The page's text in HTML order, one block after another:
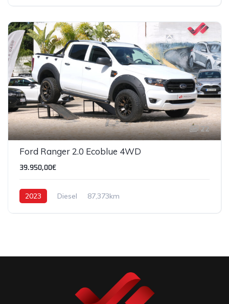
22
Ford Ranger 2.0 Ecoblue 4WD
39.950,00€
2023 Diesel 87,373km